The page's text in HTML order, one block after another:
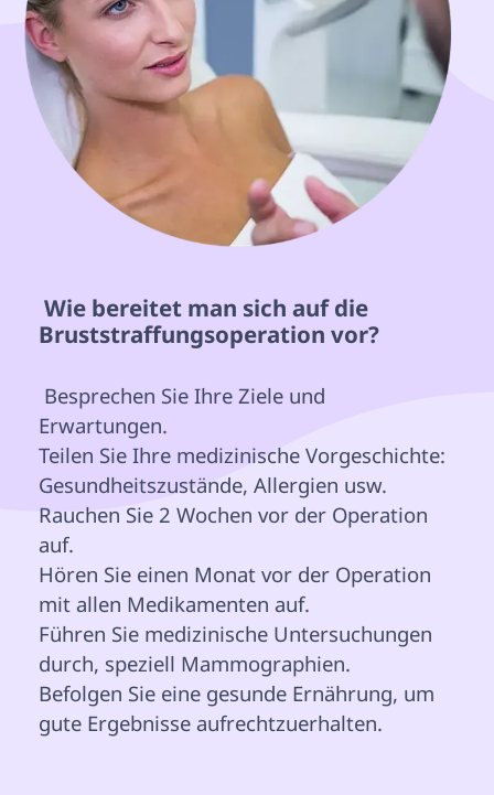
Bruststraffungsoperation vor?
Erwartungen.
Teilen Sie Ihre medizinische Vorgeschichte:
Gesundheitszustände, Allergien usw.
Rauchen Sie 2 Wochen vor der Operation
auf.
Hören Sie einen Monat vor der Operation
mit allen Medikamenten auf.
Führen Sie medizinische Untersuchungen
durch, speziell Mammographien.
Befolgen Sie eine gesunde Ernährung, um
gute Ergebnisse aufrechtzuerhalten.